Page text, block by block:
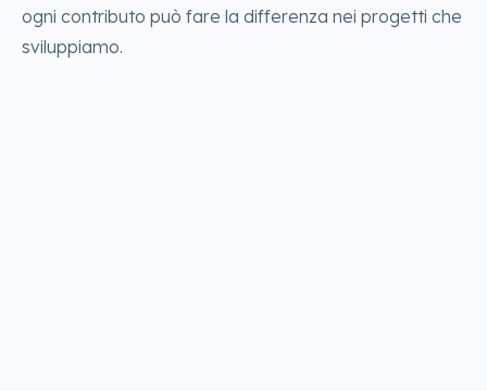
ogni contributo può fare la differenza nei progetti che
sviluppiamo.